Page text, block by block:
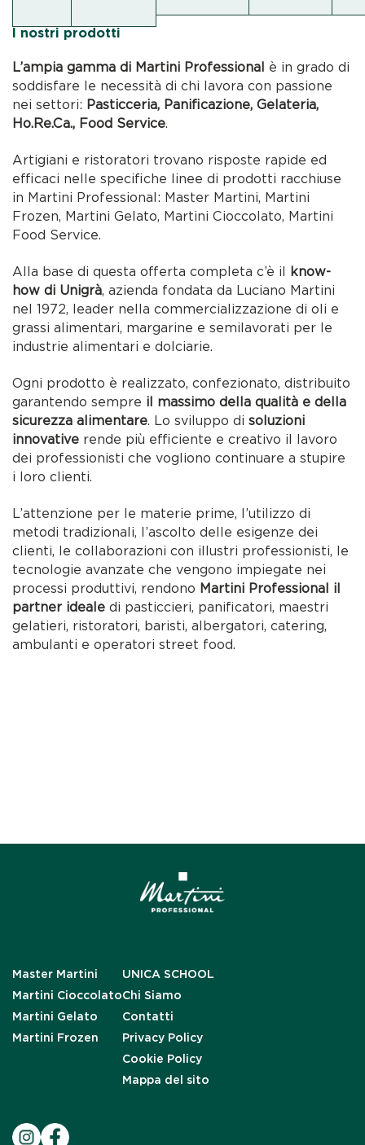
I nostri prodotti
L’ampia gamma di Martini Professional è in grado di
soddisfare le necessità di chi lavora con passione
nei settori: Pasticceria, Panificazione, Gelateria,
Ho.Re.Ca., Food Service.
Artigiani e ristoratori trovano risposte rapide ed
efficaci nelle specifiche linee di prodotti racchiuse
in Martini Professional: Master Martini, Martini
Frozen, Martini Gelato, Martini Cioccolato, Martini
Food Service.
Alla base di questa offerta completa c’è il know-
how di Unigrà, azienda fondata da Luciano Martini
nel 1972, leader nella commercializzazione di oli e
grassi alimentari, margarine e semilavorati per le
industrie alimentari e dolciarie.
Ogni prodotto è realizzato, confezionato, distribuito
garantendo sempre il massimo della qualità e della
sicurezza alimentare. Lo sviluppo disoluzioni
innovative rende più efficiente e creativo il lavoro
dei professionisti che vogliono continuare a stupire
i loro clienti.
L’attenzione per le materie prime, l’utilizzo di
metodi tradizionali, l’ascolto delle esigenze dei
clienti, le collaborazioni con illustri professionisti, le
tecnologie avanzate che vengono impiegate nei
processi produttivi, rendono Martini Professional il
partner ideale di pasticcieri, panificatori, maestri
gelatieri, ristoratori, baristi, albergatori, catering,
ambulanti e operatori street food.
Master Martini
Martini Cioccolato
Martini Gelato
Martini Frozen
UNICA SCHOOL
Chi Siamo
Contatti
Privacy Policy
Cookie Policy
Mappa del sito